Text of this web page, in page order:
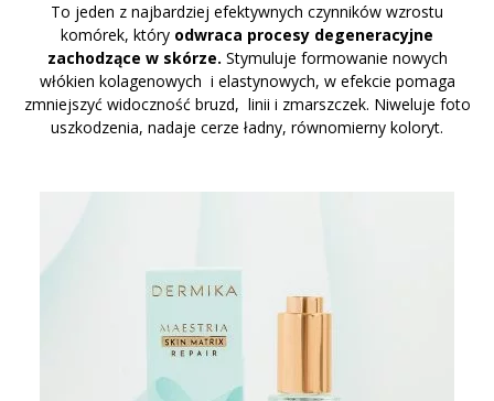
To jeden z najbardziej efektywnych czynników wzrostu
komórek, który odwraca procesy degeneracyjne
zachodzące w skórze. Stymuluje formowanie nowych
włókien kolagenowych i elastynowych, w efekcie pomaga
zmniejszyć widoczność bruzd, linii i zmarszczek. Niweluje foto
uszkodzenia, nadaje cerze ładny, równomierny koloryt.